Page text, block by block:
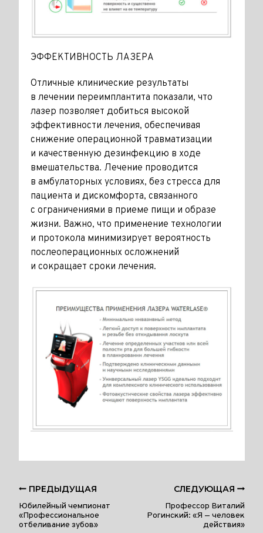
ЭФФЕКТИВНОСТЬ ЛАЗЕРА
Отличные клинические результаты
в лечении переимплантита показали, что
лазер позволяет добиться высокой
эффективности лечения, обеспечивая
снижение операционной травматизации
и качественную дезинфекцию в ходе
вмешательства. Лечение проводится
в амбулаторных условиях, без стресса для
пациента и дискомфорта, связанного
с ограничениями в приеме пищи и образе
жизни. Важно, что применение технологии
и протокола минимизирует вероятность
послеоперационных осложнений
и сокращает сроки лечения.
ПРЕДЫДУЩАЯ
Юбилейный чемпионат
«Профессиональное
отбеливание зубов»
СЛЕДУЮЩАЯ
Профессор Виталий
Рогинский: «Я — человек
действия»